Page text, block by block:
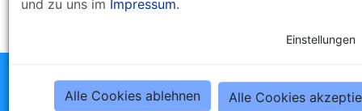
24,3°C 0 cm
und zu uns im Impressum.
Einstellungen
Alle Cookies ablehnen Alle Cookies